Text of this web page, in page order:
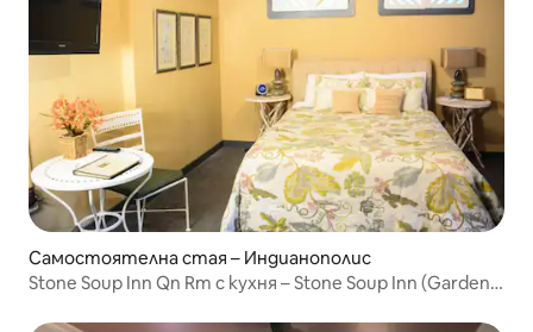
Самостоятелна стая – Индианополис
Stone Soup Inn Qn Rm с кухня – Stone Soup Inn (Garden